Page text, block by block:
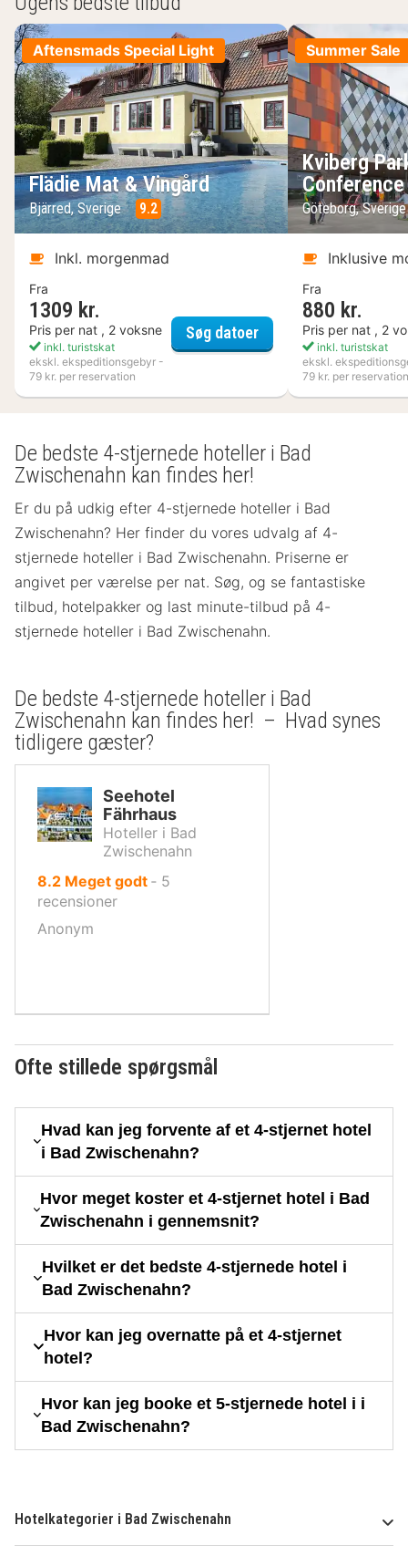
Aftensmads Special Light
Flädie Mat & Vingård
Bjärred, Sverige 9.2
Inkl. morgenmad
Fra
1309 kr.
Pris per nat , 2 voksne
inkl. turistskat
ekskl. ekspeditionsgebyr -
79 kr. per reservation
Søg datoerFlädie Mat & Vingård
Summer Sale
Kviberg
Conference
Göteborg,
Inklusive
Fra
880 kr.
Pris per nat , 2
inkl. turistskat
ekskl.
79 kr. per reservation
De bedste 4-stjernede hoteller i Bad
Zwischenahn kan findes her!
Er du på udkig efter 4-stjernede hoteller i Bad
Zwischenahn? Her finder du vores udvalg af 4-
stjernede hoteller i Bad Zwischenahn. Priserne er
angivet per værelse per nat. Søg, og se fantastiske
tilbud, hotelpakker og last minute-tilbud på 4-
stjernede hoteller i Bad Zwischenahn.
De bedste 4-stjernede hoteller i Bad
Zwischenahn kan findes her! – Hvad synes
tidligere gæster?
Seehotel
Fährhaus
Hoteller i Bad
Zwischenahn
8.2 ud
af
Meget godt ‐ 5
recensioner
Anonym
Ofte stillede spørgsmål
Hvad kan jeg forvente af et 4-stjernet hotel
i Bad Zwischenahn?
Hvor meget koster et 4-stjernet hotel i Bad
Zwischenahn i gennemsnit?
Hvilket er det bedste 4-stjernede hotel i
Bad Zwischenahn?
Hvor kan jeg overnatte på et 4-stjernet
hotel?
Hvor kan jeg booke et 5-stjernede hotel i i
Bad Zwischenahn?
Hotelkategorier i Bad Zwischenahn